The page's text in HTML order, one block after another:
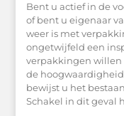
Bent u actief in de
of bent u eigenaar
weer is met
ongetwijfeld een
verpakkingen willen
de
bewijst u het
Schakel in dit geval